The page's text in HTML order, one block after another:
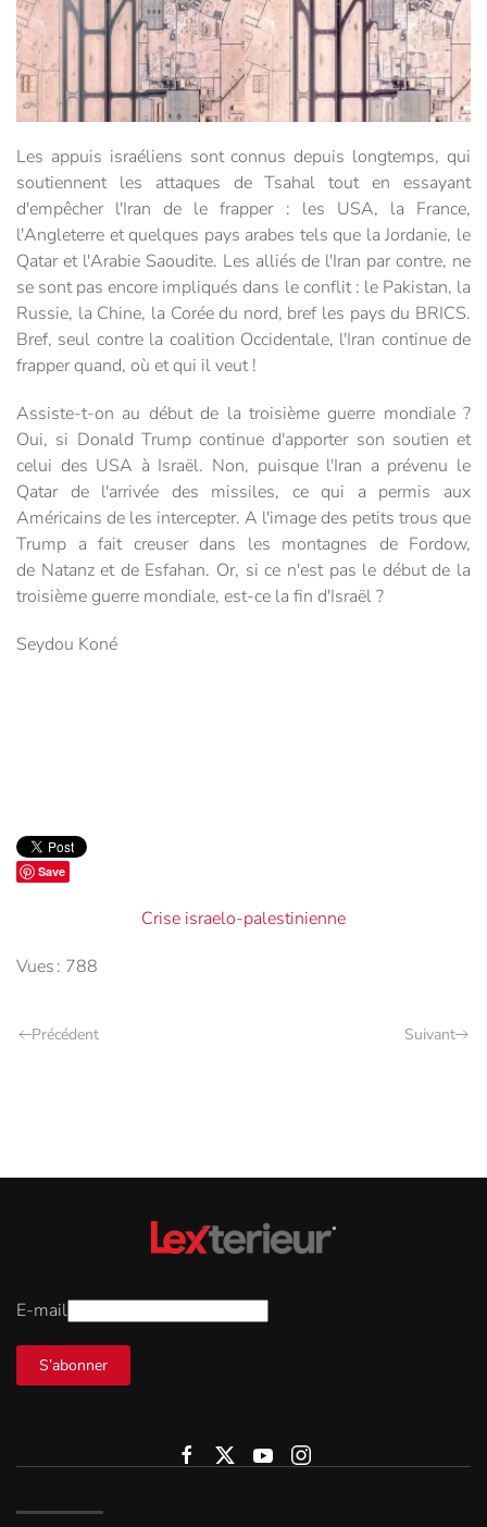
Les appuis israéliens sont connus depuis longtemps, qui
soutiennent les attaques de Tsahal tout en essayant
d'empêcher l'Iran de le frapper : les USA, la France,
l'Angleterre et quelques pays arabes tels que la Jordanie, le
Qatar et l'Arabie Saoudite. Les alliés de l'Iran par contre, ne
se sont pas encore impliqués dans le conflit : le Pakistan, la
Russie, la Chine, la Corée du nord, bref les pays du BRICS.
Bref, seul contre la coalition Occidentale, l'Iran continue de
frapper quand, où et qui il veut !
Assiste-t-on au début de la troisième guerre mondiale ?
Oui, si Donald Trump continue d'apporter son soutien et
celui des USA à Israël. Non, puisque l'Iran a prévenu le
Qatar de l'arrivée des missiles, ce qui a permis aux
Américains de les intercepter. A l'image des petits trous que
Trump a fait creuser dans les montagnes de Fordow,
de Natanz et de Esfahan. Or, si ce n'est pas le début de la
troisième guerre mondiale, est-ce la fin d'Israël ?
Seydou Koné
Save
Crise israelo-palestinienne
Vues : 788
Précédent Suivant
E-mail
S’abonner